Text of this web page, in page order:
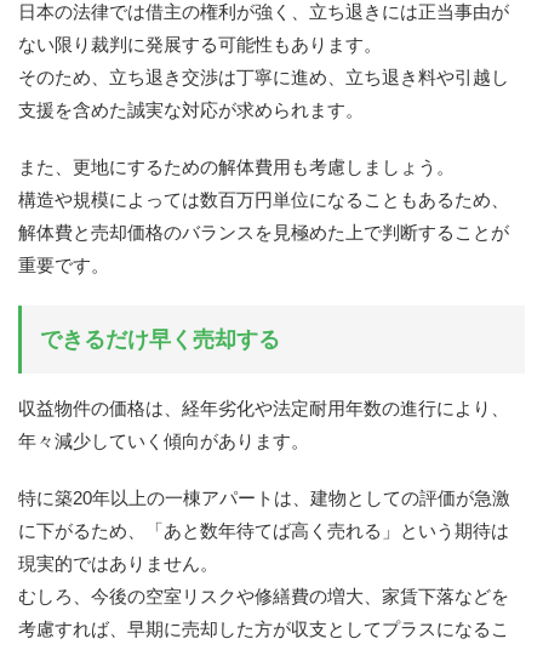
日本の法律では借主の権利が強く、立ち退きには正当事由が
ない限り裁判に発展する可能性もあります。
そのため、立ち退き交渉は丁寧に進め、立ち退き料や引越し
支援を含めた誠実な対応が求められます。
また、更地にするための解体費用も考慮しましょう。
構造や規模によっては数百万円単位になることもあるため、
解体費と売却価格のバランスを見極めた上で判断することが
重要です。
できるだけ早く売却する
収益物件の価格は、経年劣化や法定耐用年数の進行により、
年々減少していく傾向があります。
特に築20年以上の一棟アパートは、建物としての評価が急激
に下がるため、「あと数年待てば高く売れる」という期待は
現実的ではありません。
むしろ、今後の空室リスクや修繕費の増大、家賃下落などを
考慮すれば、早期に売却した方が収支としてプラスになるこ